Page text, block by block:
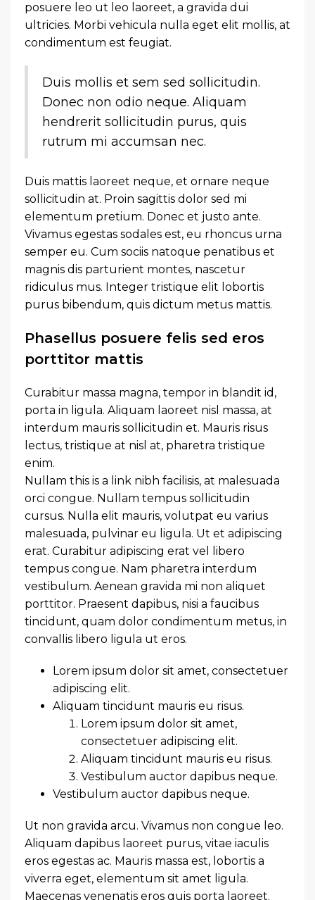
posuere leo ut leo laoreet, a gravida dui
ultricies. Morbi vehicula nulla eget elit mollis, at
condimentum est feugiat.
Duis mollis et sem sed sollicitudin.
Donec non odio neque. Aliquam
hendrerit sollicitudin purus, quis
rutrum mi accumsan nec.
Duis mattis laoreet neque, et ornare neque
sollicitudin at. Proin sagittis dolor sed mi
elementum pretium. Donec et justo ante.
Vivamus egestas sodales est, eu rhoncus urna
semper eu. Cum sociis natoque penatibus et
magnis dis parturient montes, nascetur
ridiculus mus. Integer tristique elit lobortis
purus bibendum, quis dictum metus mattis.
Phasellus posuere felis sed eros
porttitor mattis
Curabitur massa magna, tempor in blandit id,
porta in ligula. Aliquam laoreet nisl massa, at
interdum mauris sollicitudin et. Mauris risus
lectus, tristique at nisl at, pharetra tristique
enim.
Nullam this is a link nibh facilisis, at malesuada
orci congue. Nullam tempus sollicitudin
cursus. Nulla elit mauris, volutpat eu varius
malesuada, pulvinar eu ligula. Ut et adipiscing
erat. Curabitur adipiscing erat vel libero
tempus congue. Nam pharetra interdum
vestibulum. Aenean gravida mi non aliquet
porttitor. Praesent dapibus, nisi a faucibus
tincidunt, quam dolor condimentum metus, in
convallis libero ligula ut eros.
Lorem ipsum dolor sit amet, consectetuer
adipiscing elit.
Aliquam tincidunt mauris eu risus.
Lorem ipsum dolor sit amet,
consectetuer adipiscing elit.
Aliquam tincidunt mauris eu risus.
Vestibulum auctor dapibus neque.
Vestibulum auctor dapibus neque.
Ut non gravida arcu. Vivamus non congue leo.
Aliquam dapibus laoreet purus, vitae iaculis
eros egestas ac. Mauris massa est, lobortis a
viverra eget, elementum sit amet ligula.
Maecenas venenatis eros quis porta laoreet.